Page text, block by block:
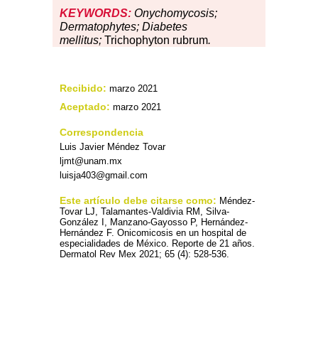
KEYWORDS: Onychomycosis;
Dermatophytes; Diabetes
mellitus; Trichophyton rubrum.
Recibido: marzo 2021
Aceptado: marzo 2021
Correspondencia
Luis Javier Méndez Tovar
ljmt@unam.mx
luisja403@gmail.com
Este artículo debe citarse como: Méndez-
Tovar LJ, Talamantes-Valdivia RM, Silva-
González I, Manzano-Gayosso P, Hernández-
Hernández F. Onicomicosis en un hospital de
especialidades de México. Reporte de 21 años.
Dermatol Rev Mex 2021; 65 (4): 528-536.